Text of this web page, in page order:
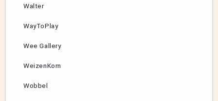
Walter
WayToPlay
Wee Gallery
WeizenKorn
Wobbel